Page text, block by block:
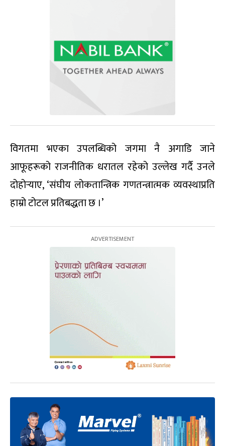
विगतमा भएका उपलब्धिको जगमा नै अगाडि जाने
आफूहरूको राजनीतिक धरातल रहेको उल्लेख गर्दै उनले
दोहोर्‍याए, ‘संघीय लोकतान्त्रिक गणतन्त्रात्मक व्यवस्थाप्रति
हाम्रो टोटल प्रतिबद्धता छ ।’